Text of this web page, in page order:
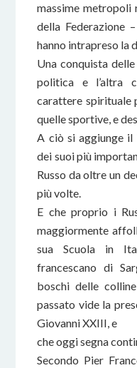
massime metropoli
della Federazione
hanno intrapreso la
Una conquista
politica e l’altra
carattere spirituale
quelle sportive, e
A ciò si aggiunge il
dei suoi più
Russo da oltre un
più volte.
E che proprio i
maggiormente
sua Scuola in
francescano di
boschi delle
passato vide la
Giovanni XXIII, e
che oggi segna
Secondo Pier